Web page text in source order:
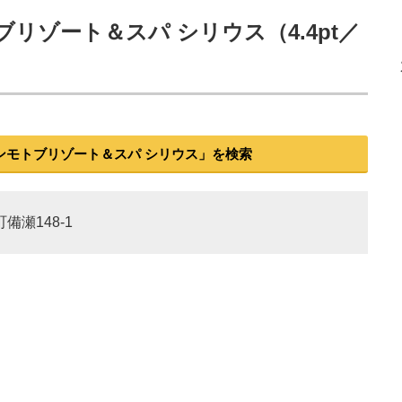
リゾート＆スパ シリウス（4.4pt／
トブリゾート＆スパ シリウス」を検索
備瀬148-1